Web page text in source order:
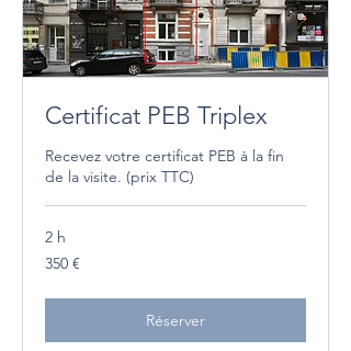
Certificat PEB Triplex
Recevez votre certificat PEB à la fin
de la visite. (prix TTC)
2 h
350
euros
350 €
Réserver